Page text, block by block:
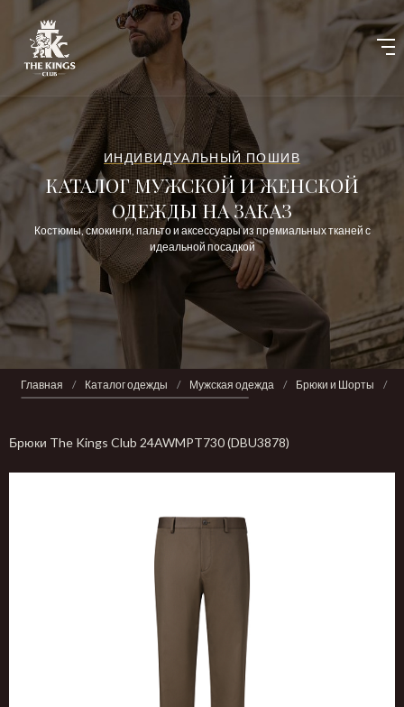
ИНДИВИДУАЛЬНЫЙ ПОШИВ
КАТАЛОГ МУЖСКОЙ И ЖЕНСКОЙ
ОДЕЖДЫ НА ЗАКАЗ
Костюмы, смокинги, пальто и аксессуары из премиальных тканей с
идеальной посадкой
Главная / Каталог одежды / Мужская одежда / Брюки и Шорты /
Брюки The Kings Club 24AWMPT730 (DBU3878)